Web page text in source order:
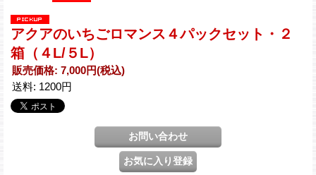
アクアのいちごロマンス４パックセット・２
箱（４L/５L）
販売価格: 7,000円(税込)
送料: 1200円